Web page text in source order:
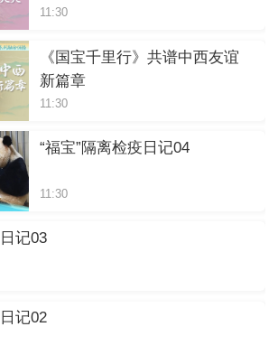
11:30
《国宝千里行》共谱中西友谊
新篇章
11:30
“福宝”隔离检疫日记04
11:30
记03
记02